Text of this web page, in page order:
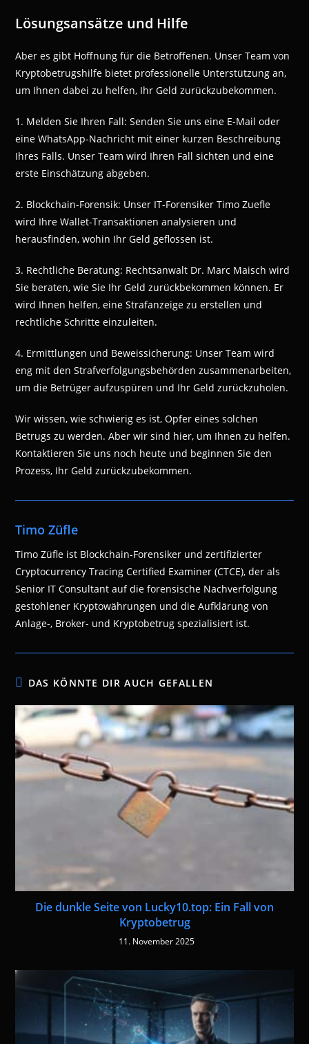
Lösungsansätze und Hilfe
Aber es gibt Hoffnung für die Betroffenen. Unser Team von
Kryptobetrugshilfe bietet professionelle Unterstützung an,
um Ihnen dabei zu helfen, Ihr Geld zurückzubekommen.
1. Melden Sie Ihren Fall: Senden Sie uns eine E-Mail oder
eine WhatsApp-Nachricht mit einer kurzen Beschreibung
Ihres Falls. Unser Team wird Ihren Fall sichten und eine
erste Einschätzung abgeben.
2. Blockchain-Forensik: Unser IT-Forensiker Timo Zuefle
wird Ihre Wallet-Transaktionen analysieren und
herausfinden, wohin Ihr Geld geflossen ist.
3. Rechtliche Beratung: Rechtsanwalt Dr. Marc Maisch wird
Sie beraten, wie Sie Ihr Geld zurückbekommen können. Er
wird Ihnen helfen, eine Strafanzeige zu erstellen und
rechtliche Schritte einzuleiten.
4. Ermittlungen und Beweissicherung: Unser Team wird
eng mit den Strafverfolgungsbehörden zusammenarbeiten,
um die Betrüger aufzuspüren und Ihr Geld zurückzuholen.
Wir wissen, wie schwierig es ist, Opfer eines solchen
Betrugs zu werden. Aber wir sind hier, um Ihnen zu helfen.
Kontaktieren Sie uns noch heute und beginnen Sie den
Prozess, Ihr Geld zurückzubekommen.
Timo Züfle
Timo Züfle ist Blockchain-Forensiker und zertifizierter
Cryptocurrency Tracing Certified Examiner (CTCE), der als
Senior IT Consultant auf die forensische Nachverfolgung
gestohlener Kryptowährungen und die Aufklärung von
Anlage-, Broker- und Kryptobetrug spezialisiert ist.
DAS KÖNNTE DIR AUCH GEFALLEN
Die dunkle Seite von Lucky10.top: Ein Fall von
Kryptobetrug
11. November 2025